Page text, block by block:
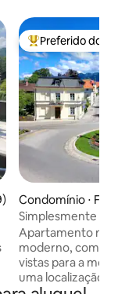
avaliação média de
Entre os
Preferido dos
Condomínio ⋅
Simplesmente o
fantásticas!
Apartamento
moderno, com
vistas para a
uma localização